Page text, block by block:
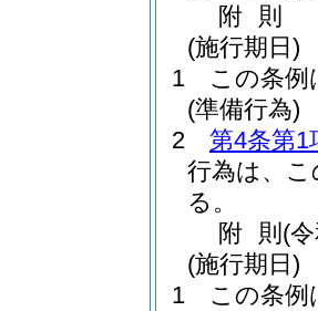
附 則
(施行期日)
1
この条例
(準備行為)
2
第4条第1
行為は、
る。
附 則 (
(施行期日)
1
この条例